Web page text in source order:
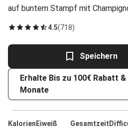
auf buntem Stampf mit
4.5(718)
Speichern
Erhalte Bis zu 100€ Rabatt
Monate
Kalorien Eiweiß
Gesamtzeit